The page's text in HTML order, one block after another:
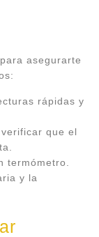
asegurarte
rápidas y
que el
termómetro.
y la